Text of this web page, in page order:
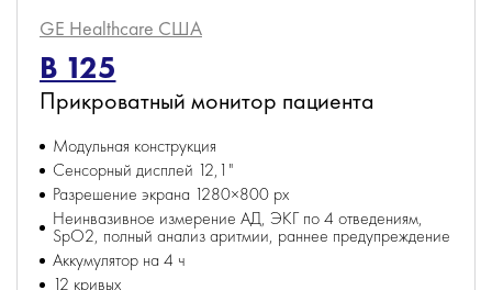
GE Healthcare США
B 125
Прикроватный монитор пациента
Модульная конструкция
Сенсорный дисплей 12,1"
Разрешение экрана 1280×800 px
Неинвазивное измерение АД, ЭКГ по 4 отведениям,
SpO2, полный анализ аритмии, раннее предупреждение
Аккумулятор на 4 ч
12 кривых